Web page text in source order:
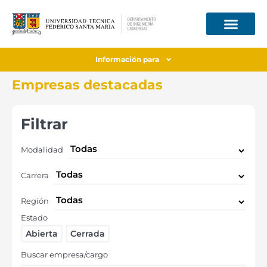
Información para
Empresas destacadas
Filtrar
Modalidad
Carrera
Región
Estado
Abierta Cerrada
Buscar empresa/cargo